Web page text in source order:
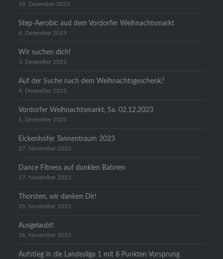
18. Dezember 2023
Step-Aerobic aud dem Vordorfer Weihnachtsmarkt
6. Dezember 2023
Wir suchen dich!
5. Dezember 2023
Auf der Suche nach dem Weihnachtsgeschenk?
4. Dezember 2023
Vordorfer Weihnachtsmarkt, Sa. 02.12.2023
1. Dezember 2023
Eickenhofer Tannentraum 2023
27. November 2023
Dance Fitness auf dunklen Bahnen
27. November 2023
Thorsten, wir danken Dir!
26. November 2023
Ausgelaubt!
26. November 2023
Aufstieg in die Landesliga 1 mit 8 Punkten Vorsprung